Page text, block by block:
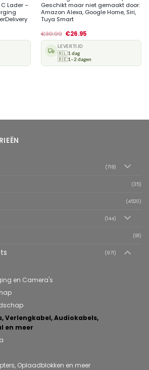
C Lader –
Geschikt maar niet gemaakt door:
Amazon Alexa, Google Home, Siri,
Tuya Smart
€30.99 €26.95
LEVERTIJD
🇳🇱1 dag
🇧🇪1–2 dagen
(718)
(35)
(4520)
(144)
(81)
(971)
en Camera's
Verlengkabel, Audiokabels,
en meer
Oplaadblokken en meer